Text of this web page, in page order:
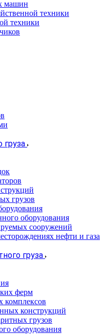
машин
техники
техники
груза
грузов
оборудования
сооружений
нефти и газа
груза
ферм
комплексов
конструкций
грузов
оборудования